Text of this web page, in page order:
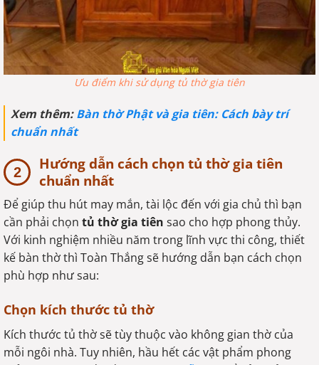
Ưu điểm khi sử dụng tủ thờ gia tiên
Xem thêm:Bàn thờ Phật và gia tiên: Cách bày trí
chuẩn nhất
Hướng dẫn cách chọn tủ thờ gia tiên
chuẩn nhất
Để giúp thu hút may mắn, tài lộc đến với gia chủ thì bạn
cần phải chọn tủ thờ gia tiên sao cho hợp phong thủy.
Với kinh nghiệm nhiều năm trong lĩnh vực thi công, thiết
kế bàn thờ thì Toàn Thắng sẽ hướng dẫn bạn cách chọn
phù hợp như sau:
Chọn kích thước tủ thờ
Kích thước tủ thờ sẽ tùy thuộc vào không gian thờ của
mỗi ngôi nhà. Tuy nhiên, hầu hết các vật phẩm phong